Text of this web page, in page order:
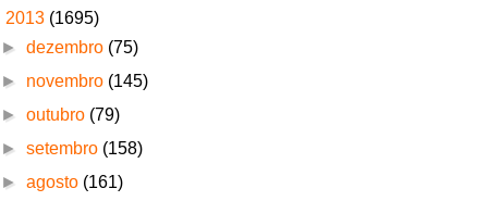
2013 (1695)
►dezembro (75)
► novembro (145)
►outubro (79)
►setembro (158)
►agosto (161)